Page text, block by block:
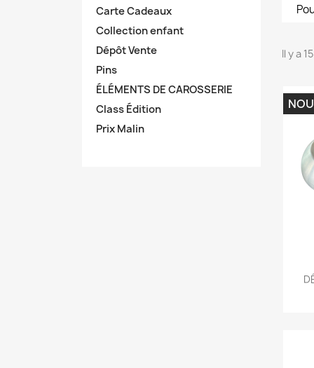
Carte Cadeaux
Collection enfant
Dépôt Vente
Pins
ÉLÉMENTS DE CAROSSERIE
Class Édition
Prix Malin
Il y a